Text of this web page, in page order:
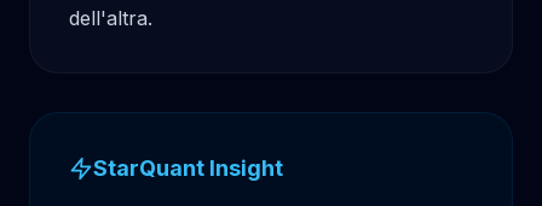
dell'altra.
StarQuant Insight